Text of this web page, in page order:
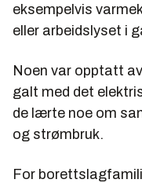
eksempelvis
eller arbeidslyset i
Noen var opptatt
galt med det
de lærte noe om
og strømbruk.
For